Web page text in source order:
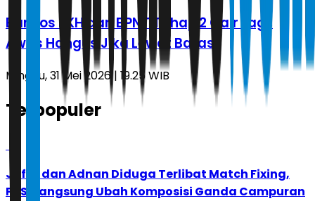
Bansos PKH dan BPNT Tahap 2 Cair Lagi,
Awas Hangus Jika Lewat Batas
Minggu, 31 Mei 2026 | 19.25 WIB
Terpopuler
Jafar dan Adnan Diduga Terlibat Match Fixing,
PBSI Langsung Ubah Komposisi Ganda Campuran